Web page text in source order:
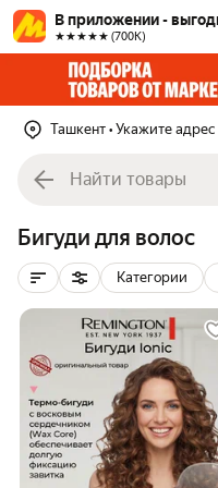
В приложении -
★★★★★ (700К)
Ташкент • Укажите адрес
Бигуди для волос
Категории